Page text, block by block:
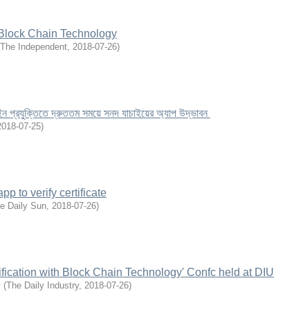
Chain Technology
The Independent, 2018-07-26)
প্রযুক্তিতে দ্রুততম সময়ে সনদ যাচাইয়ের অ্যাপ উদ্ভাবন
07-25)
to verify certificate
Daily Sun, 2018-07-26)
with Block Chain Technology' Confc held at DIU
(The Daily Industry, 2018-07-26)